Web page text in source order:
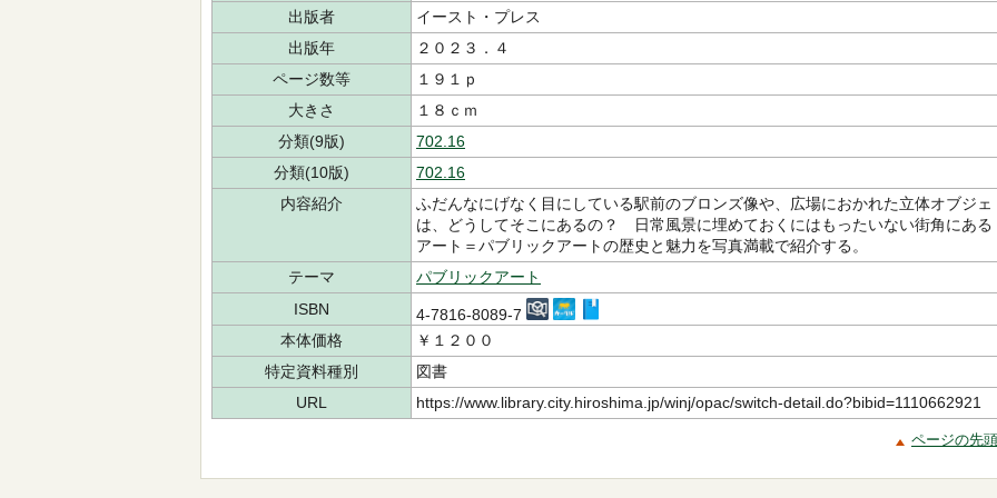
出版者
イースト・プレス
出版年
２０２３．４
ページ数等
１９１ｐ
大きさ
１８ｃｍ
分類(9版)
702.16
分類(10版)
702.16
内容紹介
ふだんなにげなく目にしている駅前のブロンズ像や、広場におかれた立体オブジェ
は、どうしてそこにあるの？ 日常風景に埋めておくにはもったいない街角にある
アート＝パブリックアートの歴史と魅力を写真満載で紹介する。
テーマ
パブリックアート
ISBN
4-7816-8089-7
本体価格
￥１２００
特定資料種別
図書
URL
https://www.library.city.hiroshima.jp/winj/opac/switch-detail.do?bibid=1110662921
ページの先